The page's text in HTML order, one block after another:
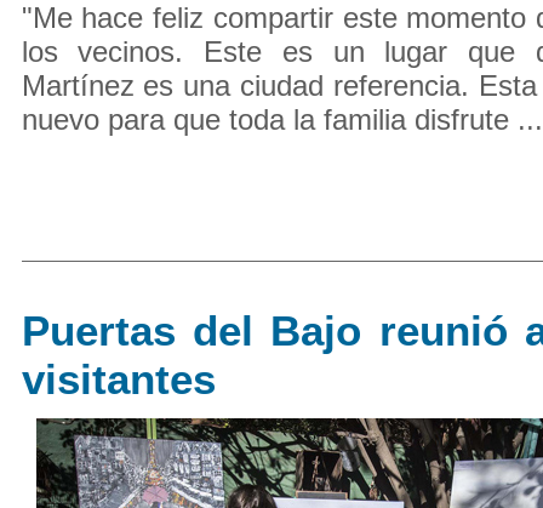
"Me hace feliz compartir este momento
los vecinos. Este es un lugar que
Martínez es una ciudad referencia.
nuevo para que toda la familia disfrute ...
Puertas del Bajo reunió
visitantes